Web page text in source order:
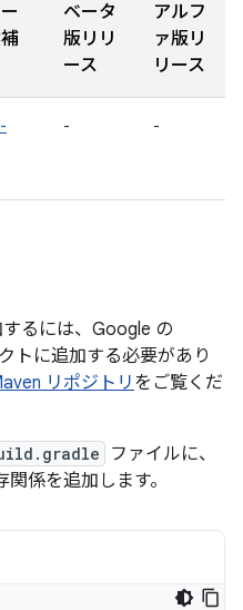
ベータ
版リリ
ース
アルフ
ァ版リ
リース
- -
るには、Google の
トに追加する必要があり
リポジトリをご覧くだ
ファイルに、
係を追加します。